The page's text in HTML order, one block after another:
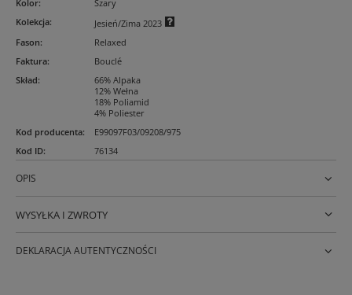
Kolor:
Szary
Kolekcja:
Jesień/Zima 2023
Fason:
Relaxed
Faktura:
Bouclé
Skład:
66% Alpaka
12% Wełna
18% Poliamid
4% Poliester
Kod producenta:
E99097F03/09208/975
Kod ID: 76134
OPIS
WYSYŁKA I ZWROTY
DEKLARACJA AUTENTYCZNOŚCI